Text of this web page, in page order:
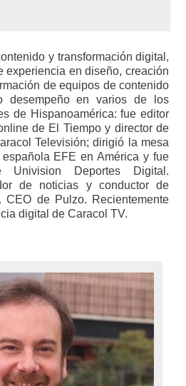
y transformación digital,
experiencia en diseño, creación
de equipos de contenido
desempeño en varios de los
de Hispanoamérica: fue editor
de El Tiempo y director de
Televisión; dirigió la mesa
EFE en América y fue
Univision Deportes Digital.
de noticias y conductor de
CEO de Pulzo. Recientemente
digital de Caracol TV.